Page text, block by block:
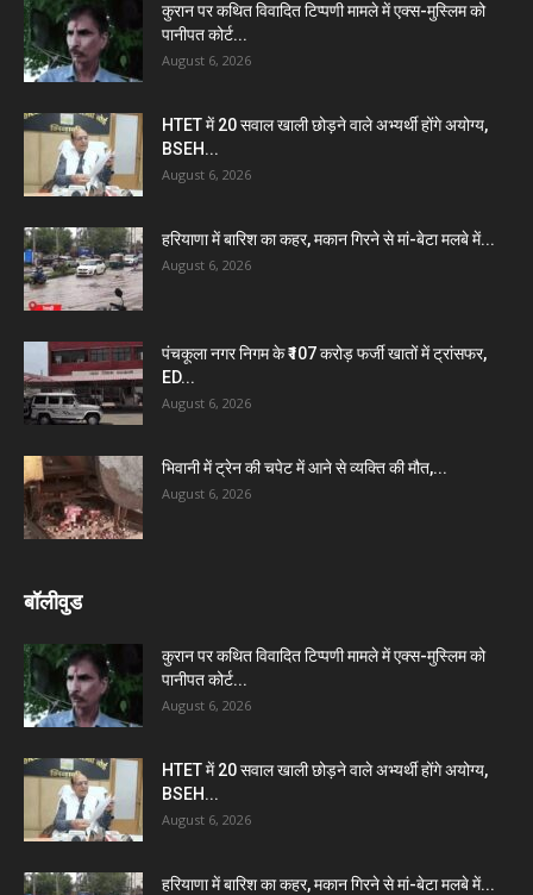
कुरान पर कथित विवादित टिप्पणी मामले में एक्स-मुस्लिम को
पानीपत कोर्ट...
August 6, 2026
HTET में 20 सवाल खाली छोड़ने वाले अभ्यर्थी होंगे अयोग्य,
BSEH...
August 6, 2026
हरियाणा में बारिश का कहर, मकान गिरने से मां-बेटा मलबे में...
August 6, 2026
पंचकूला नगर निगम के ₹107 करोड़ फर्जी खातों में ट्रांसफर,
ED...
August 6, 2026
भिवानी में ट्रेन की चपेट में आने से व्यक्ति की मौत,...
August 6, 2026
बॉलीवुड
कुरान पर कथित विवादित टिप्पणी मामले में एक्स-मुस्लिम को
पानीपत कोर्ट...
August 6, 2026
HTET में 20 सवाल खाली छोड़ने वाले अभ्यर्थी होंगे अयोग्य,
BSEH...
August 6, 2026
हरियाणा में बारिश का कहर, मकान गिरने से मां-बेटा मलबे में...